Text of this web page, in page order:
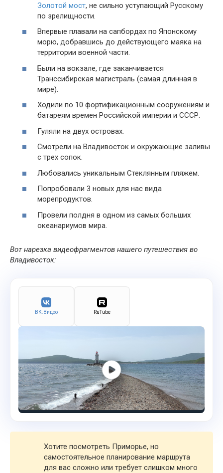
Золотой мост, не сильно уступающий Русскому
по зрелищности.
Впервые плавали на сапбордах по Японскому
морю, добравшись до действующего маяка на
территории военной части.
Были на вокзале, где заканчивается
Транссибирская магистраль (самая длинная в
мире).
Ходили по 10 фортификационным сооружениям и
батареям времен Российской империи и СССР.
Гуляли на двух островах.
Смотрели на Владивосток и окружающие заливы
с трех сопок.
Любовались уникальным Стеклянным пляжем.
Попробовали 3 новых для нас вида
морепродуктов.
Провели полдня в одном из самых больших
океанариумов мира.
Вот нарезка видеофрагментов нашего путешествия во
Владивосток:
ВК.Видео RuTube
Хотите посмотреть Приморье, но
самостоятельное планирование маршрута
для вас сложно или требует слишком много